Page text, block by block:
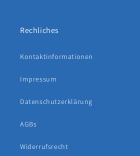
Rechliches
Kontaktinformationen
Impressum
Datenschutzerklärung
AGBs
Widerrufsrecht